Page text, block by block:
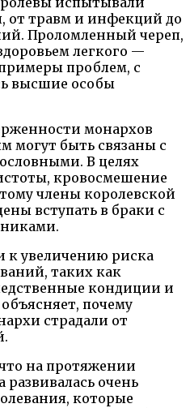
от травм и инфекций до
Проломленный череп,
легкого —
проблем, с
высшие особы
монархов
могут быть связаны с
В целях
кровосмешение
члены королевской
вступать в браки с
к увеличению риска
таких как
кондиции и
почему
страдали от
на протяжении
очень
которые